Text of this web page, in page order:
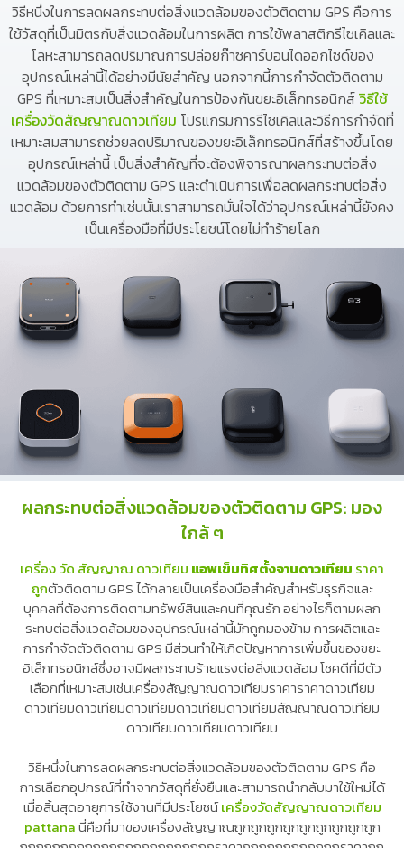
วิธีหนึ่งในการลดผลกระทบต่อสิ่งแวดล้อมของตัวติดตาม GPS คือการ
ใช้วัสดุที่เป็นมิตรกับสิ่งแวดล้อมในการผลิต การใช้พลาสติกรีไซเคิลและ
โลหะสามารถลดปริมาณการปล่อยก๊าซคาร์บอนไดออกไซด์ของ
อุปกรณ์เหล่านี้ได้อย่างมีนัยสำคัญ นอกจากนี้การกำจัดตัวติดตาม
GPS ที่เหมาะสมเป็นสิ่งสำคัญในการป้องกันขยะอิเล็กทรอนิกส์วิธีใช้
เครื่องวัดสัญญาณดาวเทียม โปรแกรมการรีไซเคิลและวิธีการกำจัดที่
เหมาะสมสามารถช่วยลดปริมาณของขยะอิเล็กทรอนิกส์ที่สร้างขึ้นโดย
อุปกรณ์เหล่านี้ เป็นสิ่งสำคัญที่จะต้องพิจารณาผลกระทบต่อสิ่ง
แวดล้อมของตัวติดตาม GPS และดำเนินการเพื่อลดผลกระทบต่อสิ่ง
แวดล้อม ด้วยการทำเช่นนั้นเราสามารถมั่นใจได้ว่าอุปกรณ์เหล่านี้ยังคง
เป็นเครื่องมือที่มีประโยชน์โดยไม่ทำร้ายโลก
ผลกระทบต่อสิ่งแวดล้อมของตัวติดตาม GPS: มอง
ใกล้ ๆ
เครื่อง วัด สัญญาณ ดาวเทียม แอพเข็มทิศตั้งจานดาวเทียม ราคา
ถูกตัวติดตาม GPS ได้กลายเป็นเครื่องมือสำคัญสำหรับธุรกิจและ
บุคคลที่ต้องการติดตามทรัพย์สินและคนที่คุณรัก อย่างไรก็ตามผลก
ระทบต่อสิ่งแวดล้อมของอุปกรณ์เหล่านี้มักถูกมองข้าม การผลิตและ
การกำจัดตัวติดตาม GPS มีส่วนทำให้เกิดปัญหาการเพิ่มขึ้นของขยะ
อิเล็กทรอนิกส์ซึ่งอาจมีผลกระทบร้ายแรงต่อสิ่งแวดล้อม โชคดีที่มีตัว
เลือกที่เหมาะสมเช่นเครื่องสัญญาณดาวเทียมราคาราคาดาวเทียม
ดาวเทียมดาวเทียมดาวเทียมดาวเทียมดาวเทียมสัญญาณดาวเทียม
ดาวเทียมดาวเทียมดาวเทียม
วิธีหนึ่งในการลดผลกระทบต่อสิ่งแวดล้อมของตัวติดตาม GPS คือ
การเลือกอุปกรณ์ที่ทำจากวัสดุที่ยั่งยืนและสามารถนำกลับมาใช้ใหม่ได้
เมื่อสิ้นสุดอายุการใช้งานที่มีประโยชน์เครื่องวัดสัญญาณดาวเทียม
pattanaนี่คือที่มาของเครื่องสัญญาณถูกถูกถูกถูกถูกถูกถูกถูกถูก